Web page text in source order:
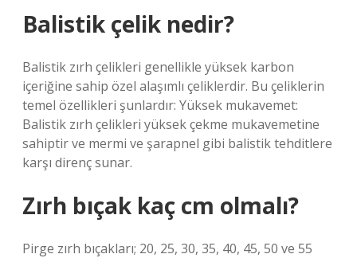
Balistik çelik nedir?
Balistik zırh çelikleri genellikle yüksek karbon
içeriğine sahip özel alaşımlı çeliklerdir. Bu çeliklerin
temel özellikleri şunlardır: Yüksek mukavemet:
Balistik zırh çelikleri yüksek çekme mukavemetine
sahiptir ve mermi ve şarapnel gibi balistik tehditlere
karşı direnç sunar.
Zırh bıçak kaç cm olmalı?
Pirge zırh bıçakları; 20, 25, 30, 35, 40, 45, 50 ve 55